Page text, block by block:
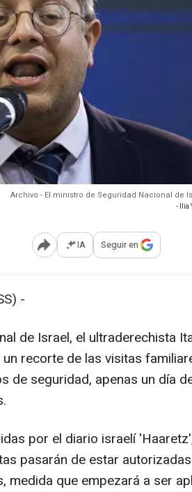
Archivo - El ministro de Seguridad Nacional de
- Ilia
Abrir opciones para
IA Seguir en
-
de Israel, el ultraderechista
recorte de las visitas
de seguridad, apenas un día
por el diario israelí
pasarán de estar
medida que empezará a ser